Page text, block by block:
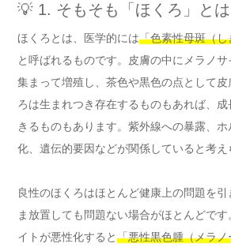
💡 1. そもそも「ほくろ」と
ほくろとは、医学的には「色素性母斑（
と呼ばれるものです。皮膚の中にメラノ
集まって増殖し、茶色や黒色の点として皮
ろは生まれつき存在するものもあれば、
きるものもあります。紫外線への暴露、
化、遺伝的要因などが関係していると考え
良性のほくろはほとんど健康上の問題を引
ま放置しても問題ない場合がほとんどで
イトが悪性化すると「悪性黒色腫（メラ